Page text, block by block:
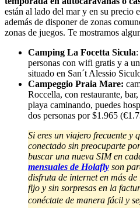
están al lado del mar y en su precio
además de disponer de zonas
zonas de juegos. Te mostramos
Camping La Focetta Sicula
personas con wifi gratis y a
situado en San´t Alessio
Campeggio Praia Mare:
Roccella, con restaurante,
playa caminando, puedes
dos personas por $1.965
Si eres un viajero frecuente y
conectado sin preocuparte
buscar una nueva SIM en
mensuales de Holafly son
disfruta de internet en más
fijo y sin sorpresas en la
conéctate de manera fácil y